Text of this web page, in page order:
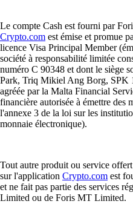
Le compte Cash est fourni par
Crypto.com est émise et promue
licence Visa Principal Member
société à responsabilité limitée
numéro C 90348 et dont le siège
Park, Triq Mikiel Ang Borg, SPK
agréée par la Malta Financial
financière autorisée à émettre des
l'annexe 3 de la loi sur les
monnaie électronique).
Tout autre produit ou service
sur l'application Crypto.com est
et ne fait pas partie des services
Limited ou de Foris MT Limited.